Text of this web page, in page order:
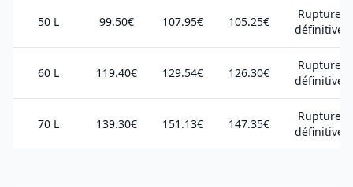
50 L 99.50€ 107.95€ 105.25€
Rupture
définitive
60 L 119.40€ 129.54€ 126.30€
Rupture
définitive
70 L 139.30€ 151.13€ 147.35€
Rupture
définitive